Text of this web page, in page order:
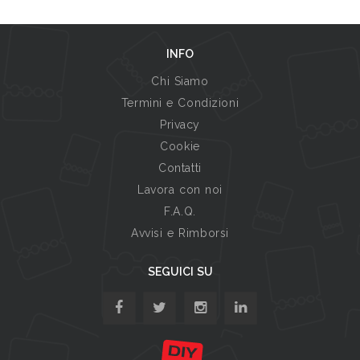
INFO
Chi Siamo
Termini e Condizioni
Privacy
Cookie
Contatti
Lavora con noi
F.A.Q.
Avvisi e Rimborsi
SEGUICI SU